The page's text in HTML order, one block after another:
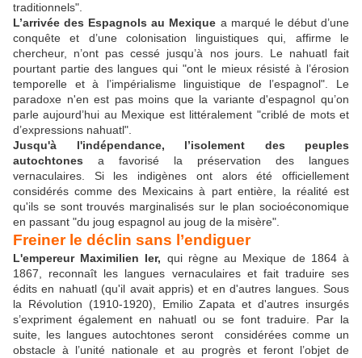
traditionnels".
L’arrivée des Espagnols au Mexique a marqué le début d’une
conquête et d’une colonisation linguistiques qui, affirme le
chercheur, n’ont pas cessé jusqu’à nos jours. Le nahuatl fait
pourtant partie des langues qui "ont le mieux résisté à l’érosion
temporelle et à l’impérialisme linguistique de l’espagnol". Le
paradoxe n'en est pas moins que la variante d'espagnol qu’on
parle aujourd’hui au Mexique est littéralement "criblé de mots et
d’expressions nahuatl".
Jusqu'à l'indépendance, l’isolement des peuples
autochtones a favorisé la préservation des langues
vernaculaires. Si les indigènes ont alors été officiellement
considérés comme des Mexicains à part entière, la réalité est
qu'ils se sont trouvés marginalisés sur le plan socioéconomique
en passant "du joug espagnol au joug de la misère".
Freiner le déclin sans l’endiguer
L'empereur Maximilien Ier, qui règne au Mexique de 1864 à
1867, reconnaît les langues vernaculaires et fait traduire ses
édits en nahuatl (qu'il avait appris) et en d'autres langues. Sous
la Révolution (1910-1920), Emilio Zapata et d'autres insurgés
s’expriment également en nahuatl ou se font traduire. Par la
suite, les langues autochtones seront considérées comme un
obstacle à l’unité nationale et au progrès et feront l’objet de